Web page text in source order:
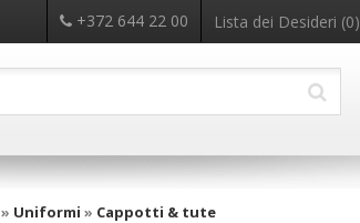
+372 644 22 00 Lista dei Desideri (0)
» Uniformi » Cappotti & tute